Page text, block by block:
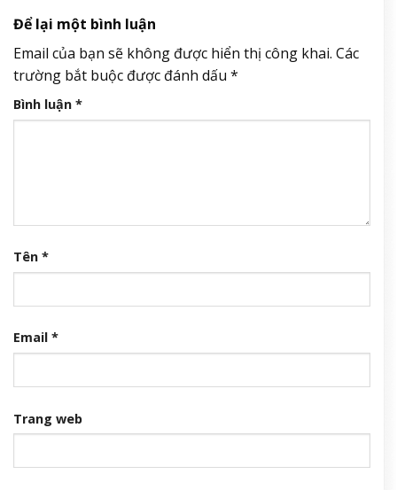
Để lại một bình luận
Email của bạn sẽ không được hiển thị công khai. Các
trường bắt buộc được đánh dấu *
Bình luận *
Tên *
Email *
Trang web